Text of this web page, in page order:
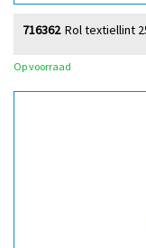
Rol textiellint
716362
Op voorraad